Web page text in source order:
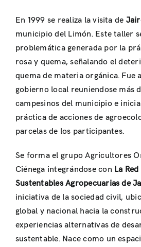
En 1999 se realiza la visita de
municipio del Limón. Este taller
problemática generada por la
rosa y quema, señalando el
quema de materia orgánica. Fue
gobierno local reuniendose más
campesinos del municipio e
práctica de acciones de
parcelas de los participantes.
Se forma el grupo Agricultores
Ciénega integrándose con La
Sustentables Agropecuarias de
iniciativa de la sociedad civil,
global y nacional hacia la
experiencias alternativas de
sustentable. Nace como un